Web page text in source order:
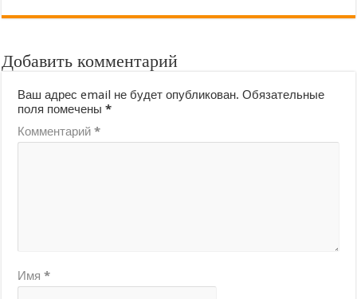
Добавить комментарий
Ваш адрес email не будет опубликован. Обязательные
поля помечены*
Комментарий*
Имя*